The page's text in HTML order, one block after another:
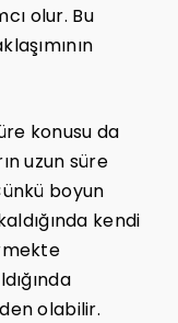
olur. Bu
konusu da
uzun süre
boyun
kendi
olabilir.